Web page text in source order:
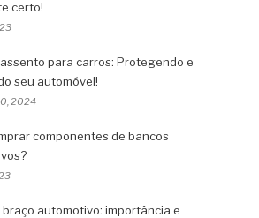
certo!
para carros: Protegendo e
seu automóvel!
2024
componentes de bancos
braço automotivo: importância e